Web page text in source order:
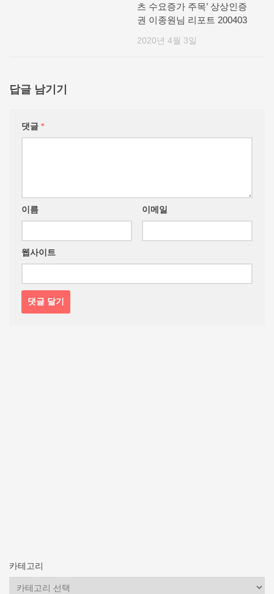
츠 수요증가 주목’ 상상인증
권 이종원님 리포트 200403
2020년 4월 3일
답글 남기기
댓글 *
이름 이메일
웹사이트
카테고리
카